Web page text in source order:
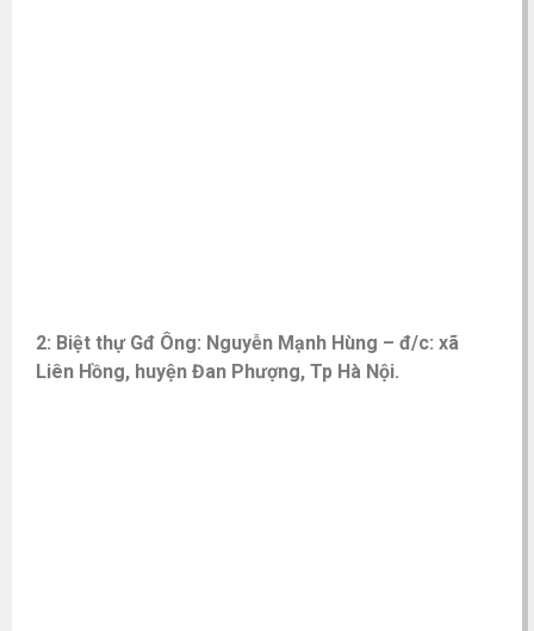
2: Biệt thự Gđ Ông: Nguyễn Mạnh Hùng – đ/c: xã
Liên Hồng, huyện Đan Phượng, Tp Hà Nội.